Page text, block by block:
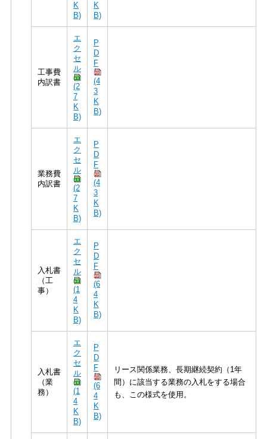
K
B)
K
B)
工事費
内訳書
エ
ク
セ
ル
(2
7
K
B)
P
D
F
(4
3
K
B)
業務費
内訳書
エ
ク
セ
ル
(2
7
K
B)
P
D
F
(4
3
K
B)
入札書
（工
事）
エ
ク
セ
ル
(1
4
K
B)
P
D
F
(6
4
K
B)
入札書
（業
務）
エ
ク
セ
ル
(1
4
K
B)
P
D
F
(6
4
K
B)
リース関係業務、長期継続契約（1年
間）に該当する業務の入札をする場合
も、この様式を使用。